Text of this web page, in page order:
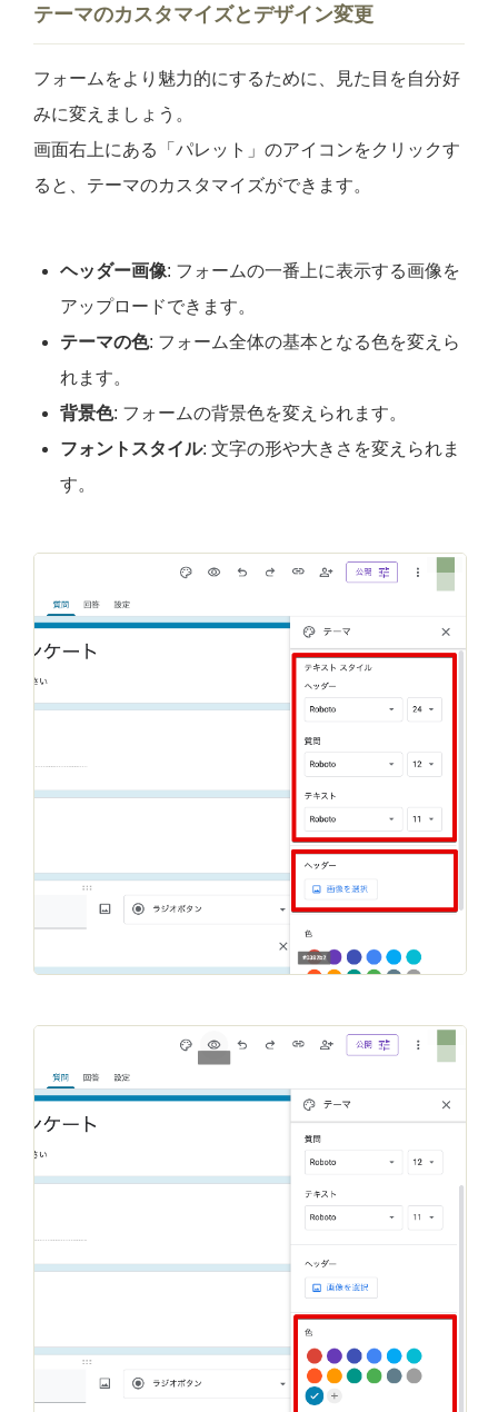
テーマのカスタマイズとデザイン変更
フォームをより魅力的にするために、見た目を自分好
みに変えましょう。
画面右上にある「パレット」のアイコンをクリックす
ると、テーマのカスタマイズができます。
ヘッダー画像: フォームの一番上に表示する画像を
アップロードできます。
テーマの色: フォーム全体の基本となる色を変えら
れます。
背景色: フォームの背景色を変えられます。
フォントスタイル: 文字の形や大きさを変えられま
す。